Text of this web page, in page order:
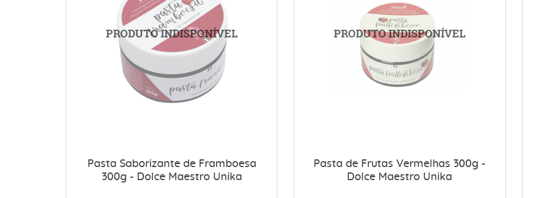
Pasta Saborizante de Framboesa
300g - Dolce Maestro Unika
Pasta de Frutas Vermelhas 300g -
Dolce Maestro Unika